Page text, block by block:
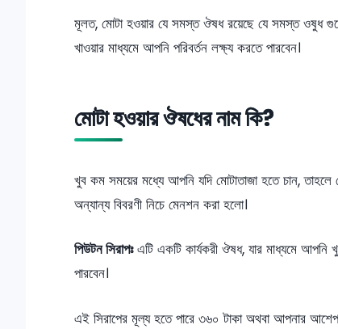
মূলত, মোটা হওয়ার যে সমস্ত ঔষধ রয়েছে যে সমস্ত ওষুধ
খাওয়ার মাধ্যমে আপনি পরিবর্তন লক্ষ্য করতে পারবেন।
মোটা হওয়ার ঔষধের নাম কি?
খুব কম সময়ের মধ্যে আপনি যদি মোটাতাজা হতে চান,
অন্যান্য বিবরণী নিচে মেনশন করা হলো।
পিউটন সিরাপঃএটি একটি কার্যকরী ঔষধ, যার মাধ্যমে আপনি
পারবেন।
এই সিরাপের মূল্য হতে পারে ৩৬০ টাকা অথবা আপনার